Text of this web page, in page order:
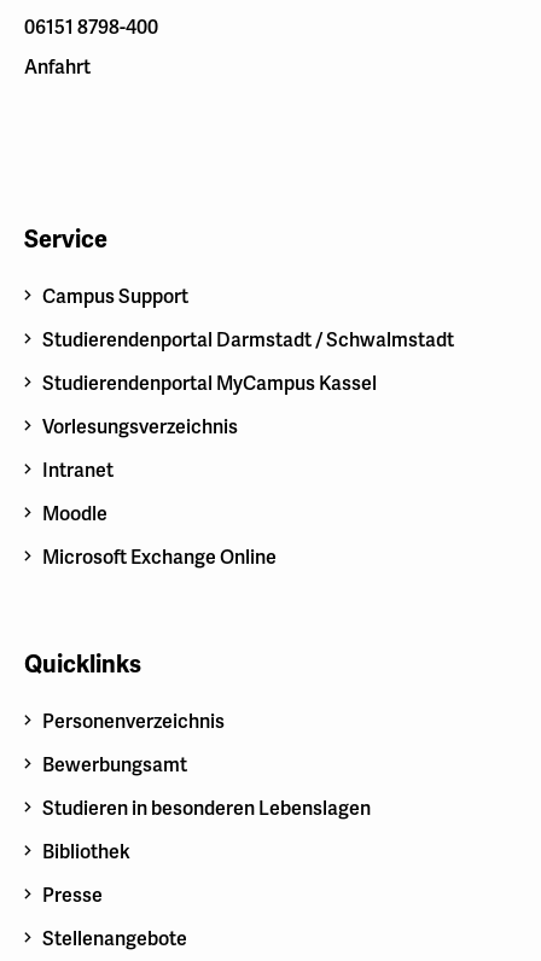
06151 8798-400
Anfahrt
Service
Campus Support
Studierendenportal Darmstadt / Schwalmstadt
Studierendenportal MyCampus Kassel
Vorlesungsverzeichnis
Intranet
Moodle
Microsoft Exchange Online
Quicklinks
Personenverzeichnis
Bewerbungsamt
Studieren in besonderen Lebenslagen
Bibliothek
Presse
Stellenangebote